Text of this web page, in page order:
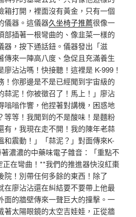
箱打開，裡面沒有黃金，只有一個
儀器。這儀器久坐椅子推薦很像一
部插著一根彎曲的、像韭菜一樣的
器，按下通話鈕。儀器發出「滋
來一陣高八度、急促且充滿養生
沾沾嗎！快接聽！這裡是 K-999！
！你那邊是不是已經聞到宇宙級的
蒜泥！你被徵召了！馬上！」廖沾
嗡嗡作響，他捏著對講機，困惑地
等等！我聞到的不是酸味！是麵粉
有，我現在走不開！我的陳年老蒜
和震動！」「蒜泥？」對面傳來K-
濃濃的中藥味電子雜音：「重點不
在彎曲！**我們的推進器快沒紅棗
院！別帶任何多餘的東西！除了
廖沾沾還在糾結要不要帶上他最
面的牆壁傳來一聲巨大的撞擊。一
著太陽眼鏡的太空吉娃娃，正從牆